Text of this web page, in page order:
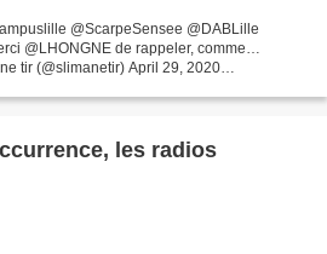
@ScarpeSensee @DABLille
@LHONGNE de rappeler, comme…
tir (@slimanetir) April 29, 2020
les radios